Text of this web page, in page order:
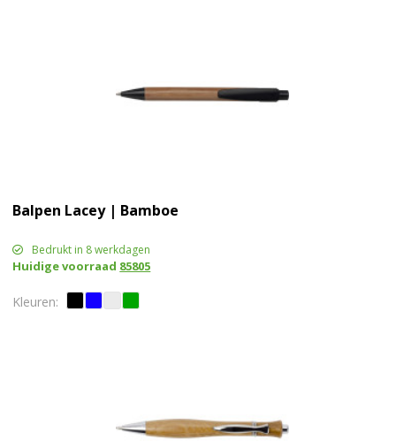
Balpen Lacey | Bamboe
Bedrukt in 8 werkdagen
Huidige voorraad 85805